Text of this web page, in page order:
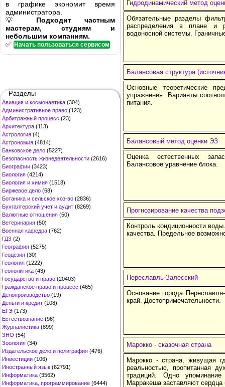
в графике экономит время
администратора.
💡 Подходит частным
мастерам, студиям и
небольшим компаниям.
✅ Начать пользоваться сервисом
Разделы
Авиация и космонавтика (304)
Административное право (123)
Арбитражный процесс (23)
Архитектура (113)
Астрология (4)
Астрономия (4814)
Банковское дело (5227)
Безопасность жизнедеятельности (2616)
Биографии (3423)
Биология (4214)
Биология и химия (1518)
Биржевое дело (68)
Ботаника и сельское хоз-во (2836)
Бухгалтерский учет и аудит (8269)
Валютные отношения (50)
Ветеринария (50)
Военная кафедра (762)
ГДЗ (2)
География (5275)
Геодезия (30)
Геология (1222)
Геополитика (43)
Государство и право (20403)
Гражданское право и процесс (465)
Делопроизводство (19)
Деньги и кредит (108)
ЕГЭ (173)
Естествознание (96)
Журналистика (899)
ЗНО (54)
Зоология (34)
Издательское дело и полиграфия (476)
Инвестиции (106)
Иностранный язык (62791)
Информатика (3562)
Информатика, программирование (6444)
Гидродинамический метод
Обязательные разделы
распределения в плане и
водоносной системы.
Балансовая структура
Основные теоретические
упражнения. Варианты
питания.
Балансовый метод оценки ЭЗ
Оценка естественных
Балансовое уравнение блока.
Прогнозирование качества
Контроль кондиционности
качества. Предельное
Переславль-Залесский
Основание города
край. Достопримечательности.
Марокко - сказочная страна
Марокко - страна, живущая
реальностью, пропитанная
традиций. Одно
Марракеша заставляют сердца